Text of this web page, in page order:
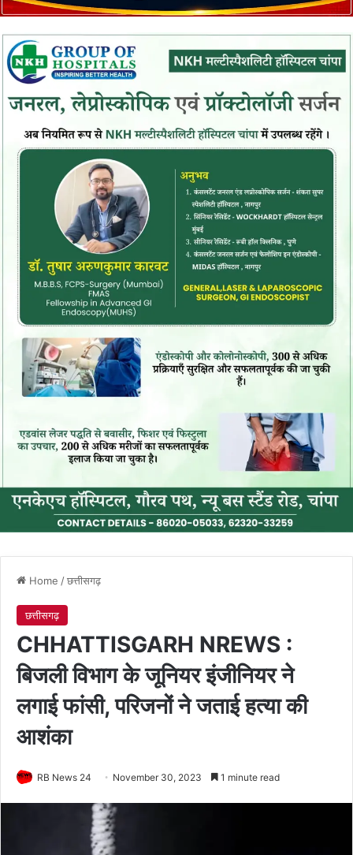
Home /छत्तीसगढ़
छत्तीसगढ़
CHHATTISGARH NREWS :
बिजली विभाग के जूनियर इंजीनियर ने
लगाई फांसी, परिजनों ने जताई हत्या की
आशंका
RB News 24 November 30, 2023 1 minute read